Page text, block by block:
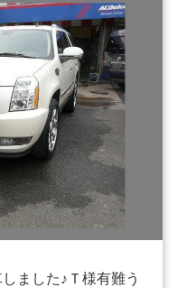
ました♪Ｔ様有難う